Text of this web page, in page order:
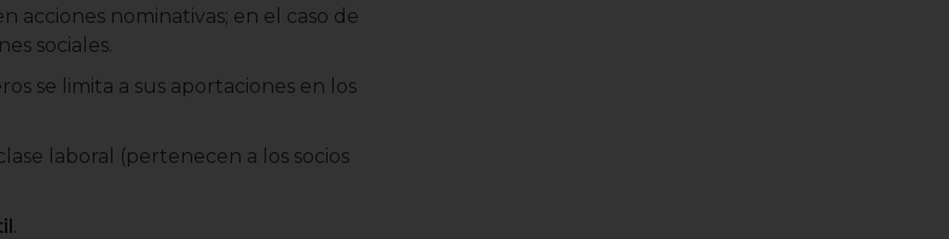
acciones nominativas; en el caso de
sociales.
se limita a sus aportaciones en los
laboral (pertenecen a los socios
.